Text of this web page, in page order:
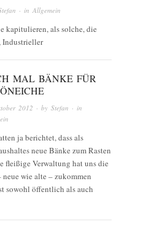
· in Allgemein
kapitulieren, als solche, die
Industrieller
MAL BÄNKE FÜR
2012 · byStefan · in
ja berichtet, dass als
neue Bänke zum Rasten
fleißige Verwaltung hat uns die
wie alte – zukommen
sowohl öffentlich als auch